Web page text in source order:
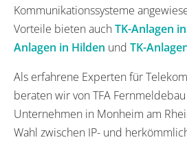
Kommunikationssysteme
Vorteile bieten auchTK-Anlagen
Anlagen in Hilden und TK-
Als erfahrene Experten für
beraten wir von TFA
Unternehmen in Monheim am
Wahl zwischen IP- und